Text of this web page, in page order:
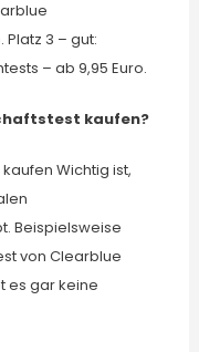
Platz 3 – gut:
– ab 9,95 Euro.
kaufen?
Wichtig ist,
Beispielsweise
von Clearblue
es gar keine